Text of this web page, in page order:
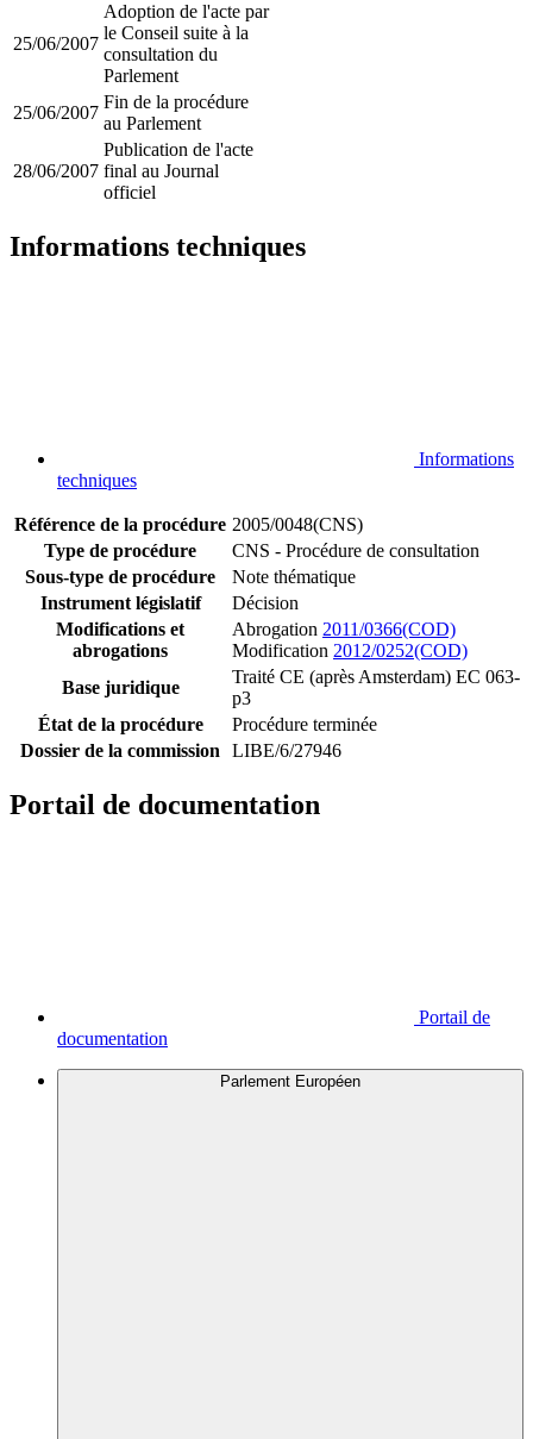
25/06/2007
Adoption de l'acte par
le Conseil suite à la
consultation du
Parlement
25/06/2007
Fin de la procédure
au Parlement
28/06/2007
Publication de l'acte
final au Journal
officiel
Informations techniques
Informations
techniques
Référence de la procédure 2005/0048(CNS)
Type de procédure
CNS - Procédure de consultation
Sous-type de procédure
Note thématique
Instrument législatif
Décision
Modifications et
abrogations
Abrogation 2011/0366(COD)
Modification 2012/0252(COD)
Base juridique
Traité CE (après Amsterdam) EC 063-
p3
État de la procédure
Procédure terminée
Dossier de la commission
LIBE/6/27946
Portail de documentation
Portail de
documentation
Parlement Européen